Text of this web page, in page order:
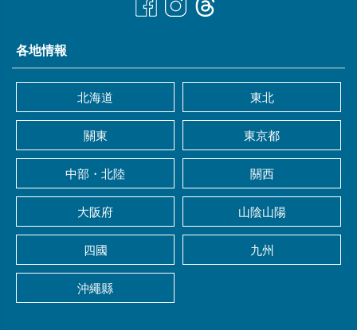
各地情報
北海道 東北
關東 東京都
中部・北陸 關西
大阪府 山陰山陽
四國 九州
沖繩縣